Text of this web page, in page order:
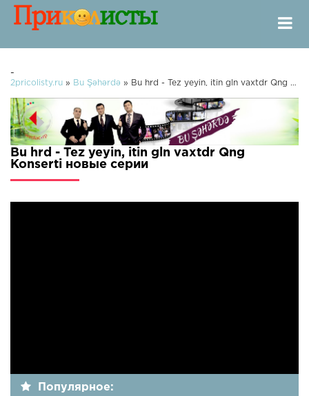
-
2pricolisty.ru » Bu Şəhərdə » Bu hrd - Tez yeyin, itin gln vaxtdr Qng Konserti
Bu hrd - Tez yeyin, itin gln vaxtdr Qng
Konserti новые серии
Популярное: